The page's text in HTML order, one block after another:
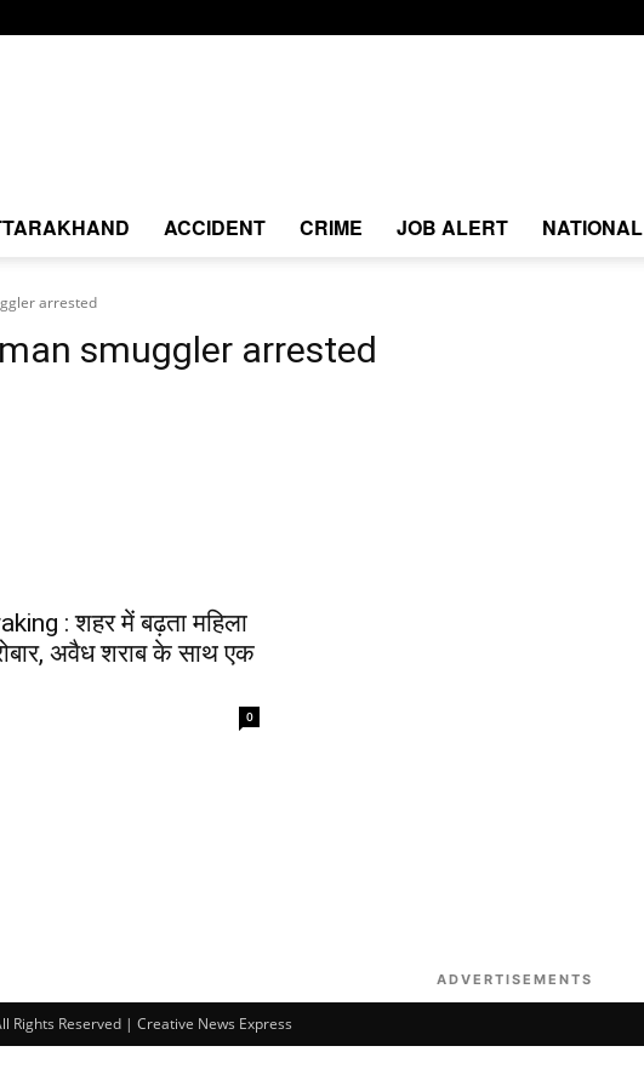
ACCIDENT CRIME JOB ALERT NATIONAL
arrested
smuggler arrested
: शहर में बढ़ता महिला
अवैध शराब के साथ एक
0
ADVERTISEMENTS
Rights Reserved | Creative News Express